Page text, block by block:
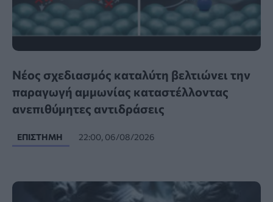
Νέος σχεδιασμός καταλύτη βελτιώνει την
παραγωγή αμμωνίας καταστέλλοντας
ανεπιθύμητες αντιδράσεις
ΕΠΙΣΤΉΜΗ 22:00, 06/08/2026